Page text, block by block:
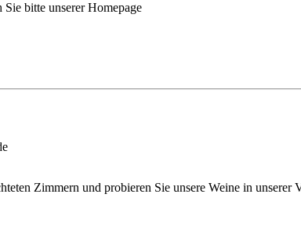
bitte unserer Homepage
Zimmern und probieren Sie unsere Weine in unserer